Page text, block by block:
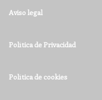
Aviso legal
Política de Privacidad
Política de cookies